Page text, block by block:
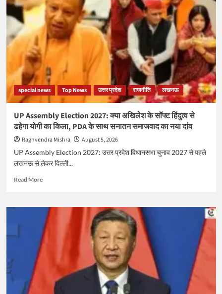
विधायक
उमाशंकर
सिंह
का
निधन,
कैंसर
से
हार
गए
जिंदगी
special news Top News उत्तर प्रदेश राजनीति लखनऊ
UP Assembly Election 2027: क्या अखिलेश के सॉफ्ट हिंदुत्व से
ढहेगा योगी का किला, PDA के साथ सनातन समाजवाद का नया दांव
Raghvendra Mishra
August 5, 2026
UP Assembly Election 2027: उत्तर प्रदेश विधानसभा चुनाव 2027 से पहले
लखनऊ से लेकर दिल्ली...
Read MoreRead
UP
Assembly
Election
2027:
क्या
हिंदुत्व